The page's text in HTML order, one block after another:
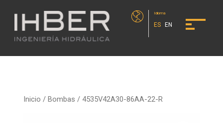
Idioma
ES EN
Inicio /Bombas / 4535V42A30-86AA-22-R